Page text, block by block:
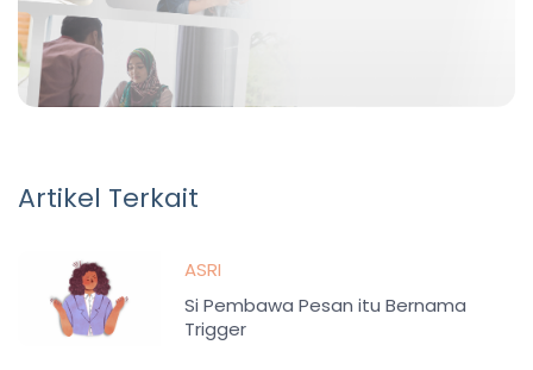
Artikel Terkait
ASRI
Si Pembawa Pesan itu Bernama
Trigger